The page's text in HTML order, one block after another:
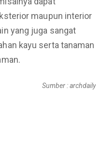
maupun interior
yang juga sangat
kayu serta tanaman
Sumber : archdaily